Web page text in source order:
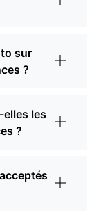
sur
?
les
?